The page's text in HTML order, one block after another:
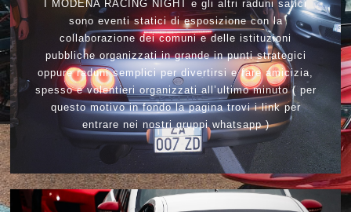
I MODENA RACING NIGHT e gli altri raduni satici
sono eventi statici di esposizione con la
collaborazione dei comuni e delle istituzioni
pubbliche organizzati in grande in punti strategici
oppure raduni semplici per divertirsi e fare amicizia,
spesso e volentieri organizzati all’ultimo minuto ( per
questo motivo in fondo la pagina trovi i link per
entrare nei nostri gruppi whatsapp )